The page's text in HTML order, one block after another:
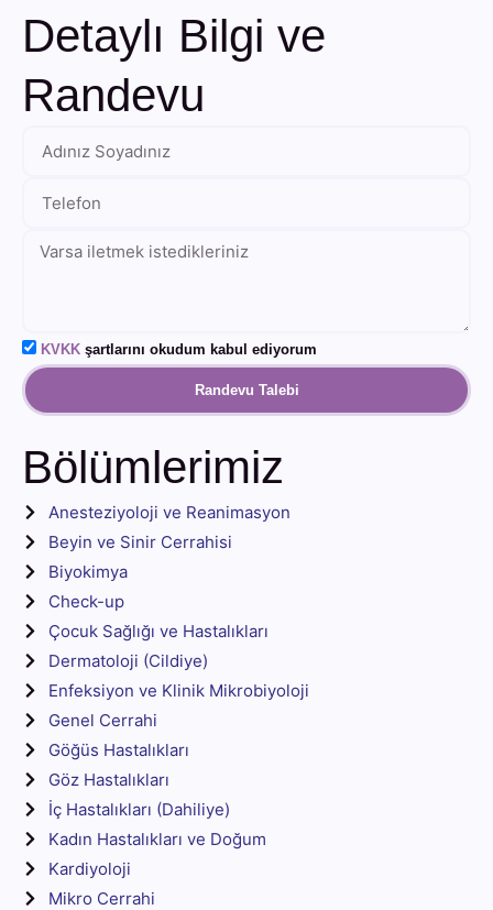
Detaylı Bilgi ve
Randevu
KVKK şartlarını okudum kabul ediyorum
Randevu Talebi
Bölümlerimiz
Anesteziyoloji ve Reanimasyon
Beyin ve Sinir Cerrahisi
Biyokimya
Check-up
Çocuk Sağlığı ve Hastalıkları
Dermatoloji (Cildiye)
Enfeksiyon ve Klinik Mikrobiyoloji
Genel Cerrahi
Göğüs Hastalıkları
Göz Hastalıkları
İç Hastalıkları (Dahiliye)
Kadın Hastalıkları ve Doğum
Kardiyoloji
Mikro Cerrahi